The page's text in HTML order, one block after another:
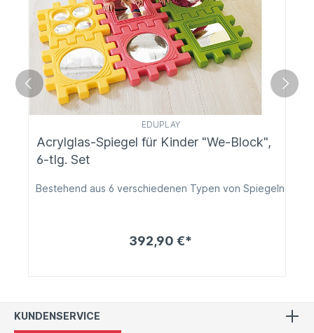
EDUPLAY
Acrylglas-Spiegel für Kinder "We-Block",
6-tlg. Set
Bestehend aus 6 verschiedenen Typen von Spiegeln
392,90 €*
KUNDENSERVICE